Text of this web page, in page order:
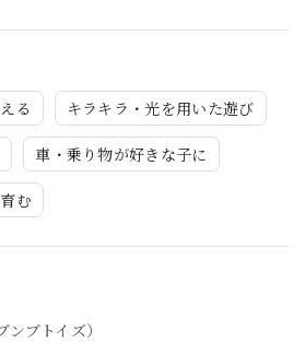
る キラキラ・光を用いた遊び
車・乗り物が好きな子に
む
ブトイズ）